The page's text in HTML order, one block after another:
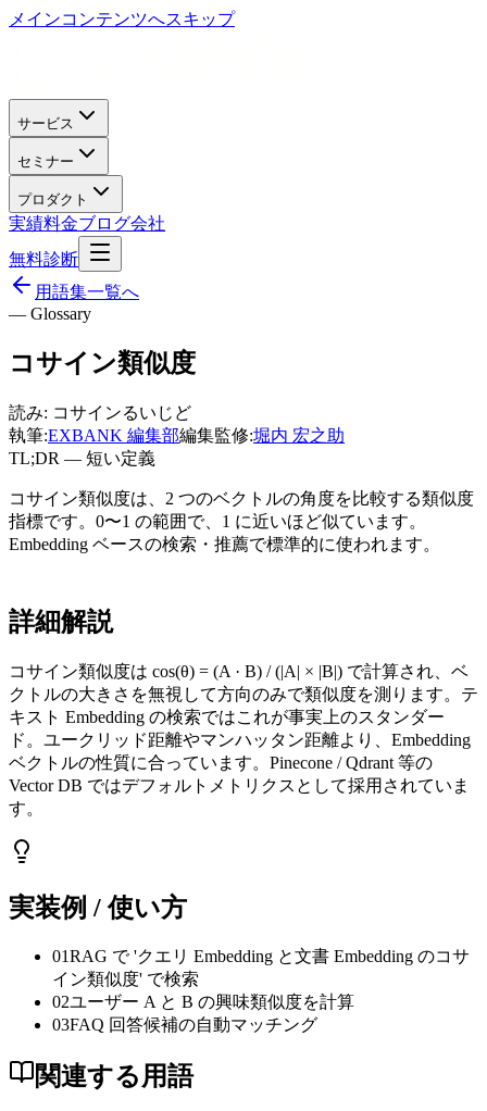
メインコンテンツへスキップ
サービス
セミナー
プロダクト
実績料金ブログ会社
無料診断
用語集一覧へ
— Glossary
コサイン類似度
読み: コサインるいじど
執筆:EXBANK 編集部編集監修:堀内 宏之助
TL;DR — 短い定義
コサイン類似度は、2 つのベクトルの角度を比較する類似度
指標です。0〜1 の範囲で、1 に近いほど似ています。
Embedding ベースの検索・推薦で標準的に使われます。
詳細解説
コサイン類似度は cos(θ) = (A · B) / (|A| × |B|) で計算され、ベ
クトルの大きさを無視して方向のみで類似度を測ります。テ
キスト Embedding の検索ではこれが事実上のスタンダー
ド。ユークリッド距離やマンハッタン距離より、Embedding
ベクトルの性質に合っています。Pinecone / Qdrant 等の
Vector DB ではデフォルトメトリクスとして採用されていま
す。
実装例 / 使い方
01RAG で 'クエリ Embedding と文書 Embedding のコサ
イン類似度' で検索
02ユーザー A と B の興味類似度を計算
03FAQ 回答候補の自動マッチング
関連する用語